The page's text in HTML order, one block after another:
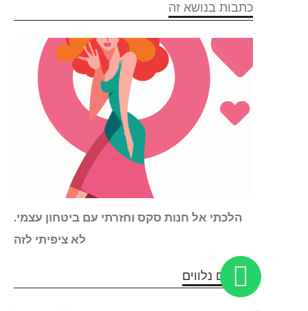
כתבות בנושא זה
הלכתי אל חנות סקס וחזרתי עם ביטחון עצמי.
לא ציפיתי לזה
מוצרים נלווים